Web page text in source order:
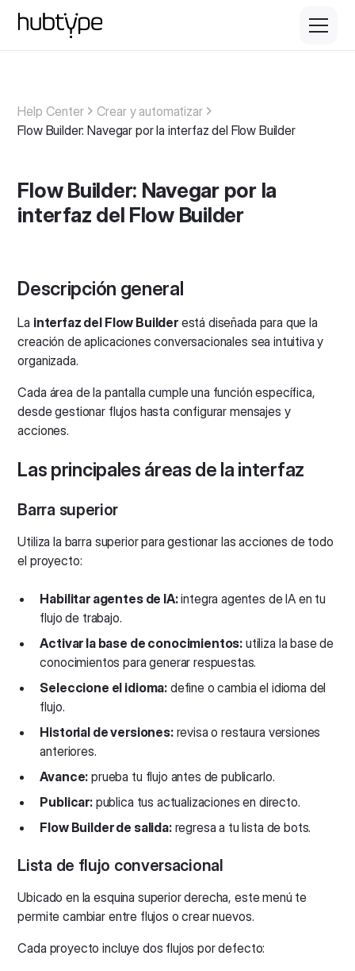
Help Center
Crear y automatizar
Flow Builder: Navegar por la interfaz del Flow Builder
Flow Builder: Navegar por la
interfaz del Flow Builder
Descripción general
La interfaz del Flow Builderestá diseñada para que la
creación de aplicaciones conversacionales sea intuitiva y
organizada.
Cada área de la pantalla cumple una función específica,
desde gestionar flujos hasta configurar mensajes y
acciones.
Las principales áreas de la interfaz
Barra superior
Utiliza la barra superior para gestionar las acciones de todo
el proyecto:
Habilitar agentes de IA:integra agentes de IA en tu
flujo de trabajo.
Activar la base de conocimientos: utiliza la base de
conocimientos para generar respuestas.
Seleccione el idioma: define o cambia el idioma del
flujo.
Historial de versiones:revisa o restaura versiones
anteriores.
Avance: prueba tu flujo antes de publicarlo.
Publicar:publica tus actualizaciones en directo.
Flow Builder de salida:regresa a tu lista de bots.
Lista de flujo conversacional
Ubicado en la esquina superior derecha, este menú te
permite cambiar entre flujos o crear nuevos.
Cada proyecto incluye dos flujos por defecto: